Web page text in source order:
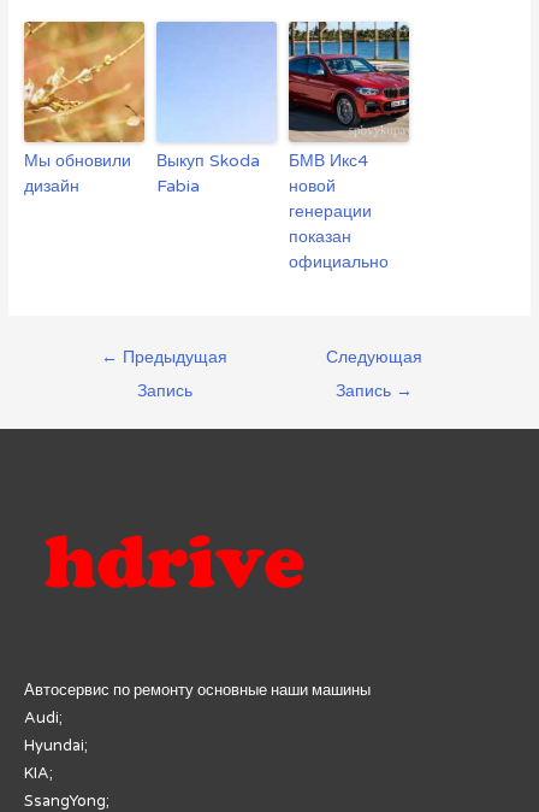
Мы обновили
дизайн
Выкуп Skoda
Fabia
БМВ Икс4
новой
генерации
показан
официально
Навигация
записям
← Предыдущая
Запись
Следующая
Запись →
Автосервис по ремонту основные наши машины
Audi;
Hyundai;
KIA;
SsangYong;